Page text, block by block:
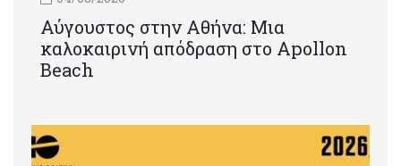
Αύγουστος στην Αθήνα: Μια
καλοκαιρινή απόδραση στο Apollon
Beach